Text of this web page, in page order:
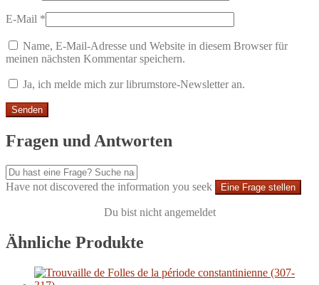
E-Mail *
Name, E-Mail-Adresse und Website in diesem Browser für
meinen nächsten Kommentar speichern.
Ja, ich melde mich zur librumstore-Newsletter an.
Fragen und Antworten
Have not discovered the information you seek Eine Frage stellen
Du bist nicht angemeldet
Ähnliche Produkte